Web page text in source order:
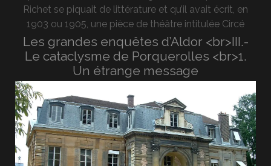
Richet se piquait de littérature et qu’il avait écrit, en
1903 ou 1905, une pièce de théâtre intitulée Circé
Les grandes enquêtes d’Aldor <br>III.-
Le cataclysme de Porquerolles <br>1.
Un étrange message